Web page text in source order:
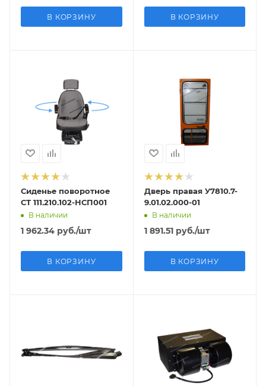
В КОРЗИНУ В КОРЗИНУ
Сиденье поворотное
СТ 111.210.102-НСП001
В наличии
1 962.34 руб./шт
В КОРЗИНУ
Дверь правая У7810.7-
9.01.02.000-01
В наличии
1 891.51руб./шт
В КОРЗИНУ